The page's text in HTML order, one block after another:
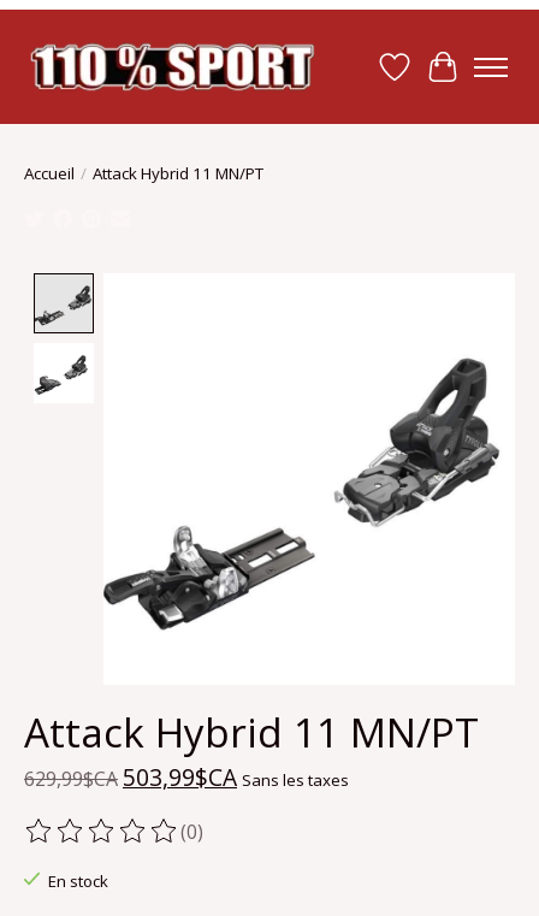
Liste dePanier
Accueil / Attack Hybrid 11 MN/PT
Attack Hybrid 11 MN/PT
629,99$CA 503,99$CA Sans les taxes
Ce produit est évalué à
(0)
En stock